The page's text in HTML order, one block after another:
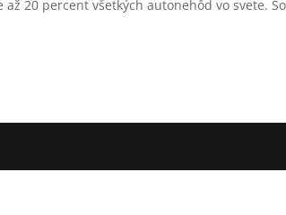
20 percent všetkých autonehôd vo svete.